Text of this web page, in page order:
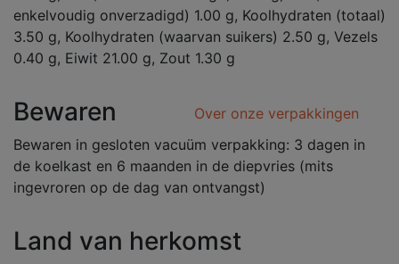
enkelvoudig onverzadigd) 1.00 g, Koolhydraten (totaal)
3.50 g, Koolhydraten (waarvan suikers) 2.50 g, Vezels
0.40 g, Eiwit 21.00 g, Zout 1.30 g
Bewaren
Over onze verpakkingen
Bewaren in gesloten vacuüm verpakking: 3 dagen in
de koelkast en 6 maanden in de diepvries (mits
ingevroren op de dag van ontvangst)
Land van herkomst